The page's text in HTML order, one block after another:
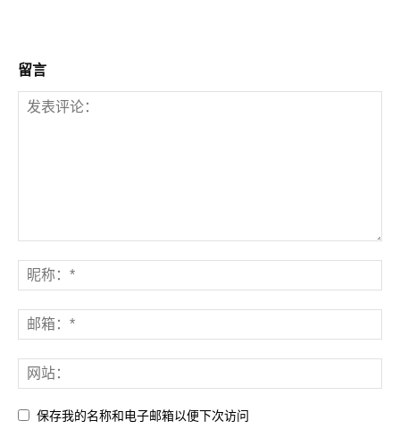
留言
保存我的名称和电子邮箱以便下次访问